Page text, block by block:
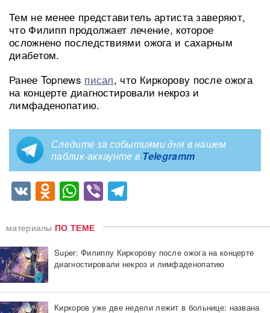
Тем не менее представитель артиста заверяют,
что Филипп продолжает лечение, которое
осложнено последствиями ожога и сахарным
диабетом.
Ранее Topnews писал, что Киркорову после ожога
на концерте диагностировали некроз и
лимфаденопатию.
Следите за событиями дня в нашем
паблик-аккаунте в Telegramm
VKOdnoklassniki
WhatsApp
Viber
материалы ПО ТЕМЕ
Super: Филиппу Киркорову после ожога на концерте
диагностировали некроз и лимфаденопатию
Киркоров уже две недели лежит в больнице: названа